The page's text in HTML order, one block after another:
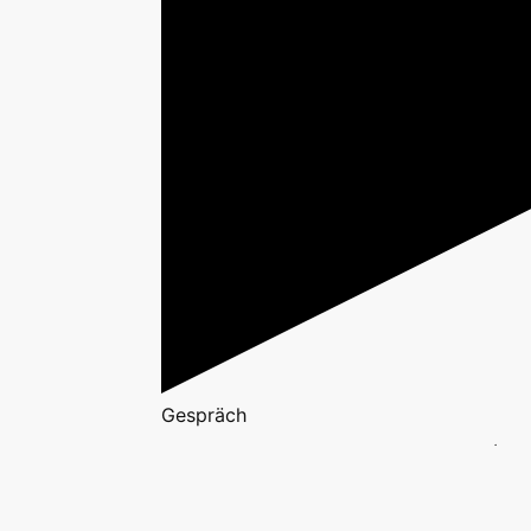
Gespräch
Audio-Mitschnitt der Veranstaltung